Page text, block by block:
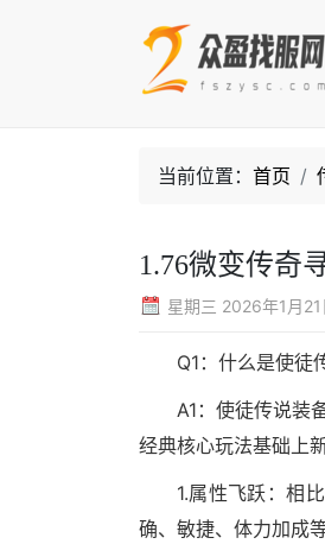
当前位置： 首页
1.76微变传奇
星期三 2026年1月21
Q1：什么是使徒
A1：使徒传说装
经典核心玩法基础上
1.属性飞跃：相
确、敏捷、体力加成